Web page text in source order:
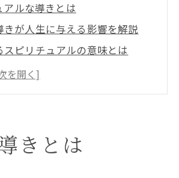
ルな導きとは
が人生に与える影響を解説
ピリチュアルの意味とは
ルな導きの関係性を考える
サインを受け取る心構え
の受け止め方
ルな幸運サインの違いとは
きとは